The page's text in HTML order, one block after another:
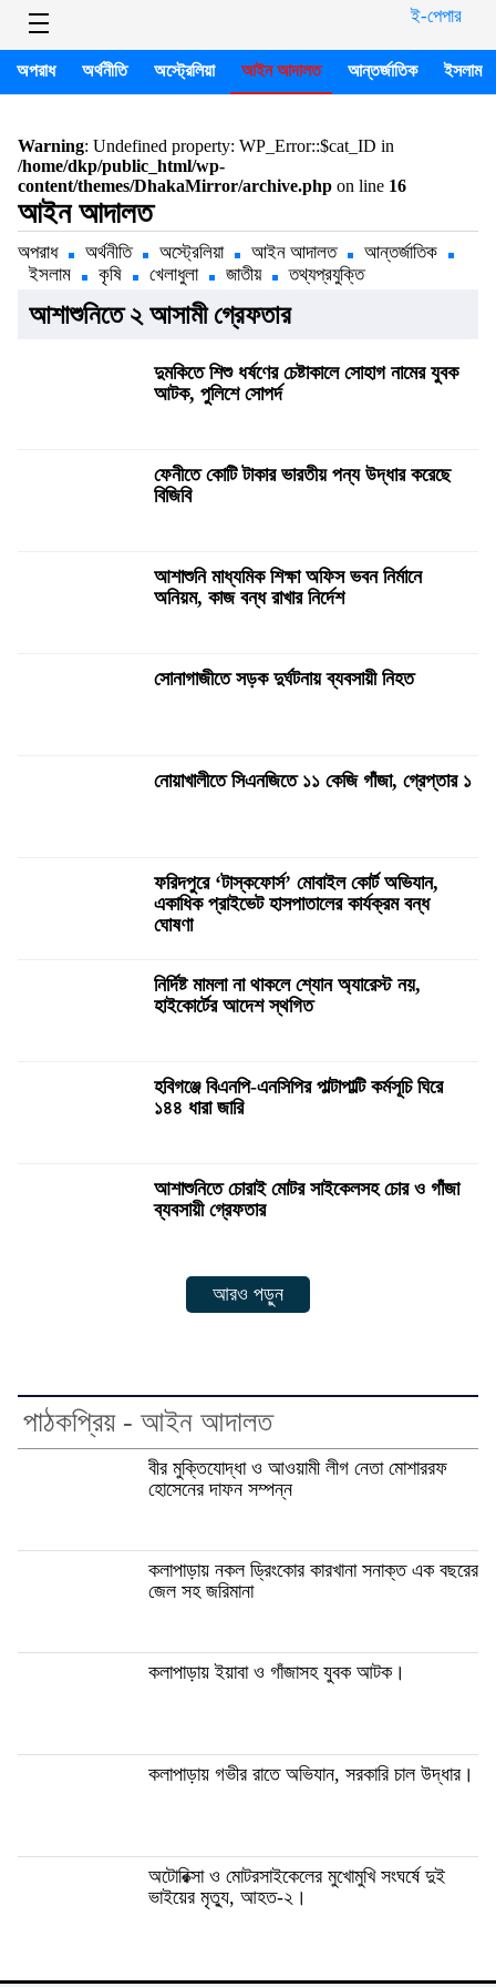
ই-পেপার
অপরাধ অর্থনীতি অস্ট্রেলিয়া আইন আদালত আন্তর্জাতিক ইসলাম
Warning: Undefined property: WP_Error::$cat_ID in
/home/dkp/public_html/wp-
content/themes/DhakaMirror/archive.php on line 16
আইন আদালত
অপরাধ অর্থনীতি অস্ট্রেলিয়া আইন আদালত
আন্তর্জাতিক
ইসলাম
কৃষি খেলাধুলা জাতীয় তথ্যপ্রযুক্তি
আশাশুনিতে ২ আসামী গ্রেফতার
দুমকিতে শিশু ধর্ষণের চেষ্টাকালে সোহাগ নামের যুবক
আটক, পুলিশে সোপর্দ
ফেনীতে কোটি টাকার ভারতীয় পন্য উদ্ধার করেছে
বিজিবি
আশাশুনি মাধ্যমিক শিক্ষা অফিস ভবন নির্মানে
অনিয়ম, কাজ বন্ধ রাখার নির্দেশ
সোনাগাজীতে সড়ক দুর্ঘটনায় ব্যবসায়ী নিহত
নোয়াখালীতে সিএনজিতে ১১ কেজি গাঁজা, গ্রেপ্তার ১
ফরিদপুরে ‘টাস্কফোর্স’ মোবাইল কোর্ট অভিযান,
একাধিক প্রাইভেট হাসপাতালের কার্যক্রম বন্ধ
ঘোষণা
নির্দিষ্ট মামলা না থাকলে শ্যোন অ্যারেস্ট নয়,
হাইকোর্টের আদেশ স্থগিত
হবিগঞ্জে বিএনপি-এনসিপির পাল্টাপাল্টি কর্মসূচি ঘিরে
১৪৪ ধারা জারি
আশাশুনিতে চোরাই মোটর সাইকেলসহ চোর ও গাঁজা
ব্যবসায়ী গ্রেফতার
আরও পড়ুন
পাঠকপ্রিয় - আইন আদালত
বীর মুক্তিযোদ্ধা ও আওয়ামী লীগ নেতা মোশাররফ
হোসেনের দাফন সম্পন্ন
কলাপাড়ায় নকল ড্রিংকোর কারখানা সনাক্ত এক বছরের
জেল সহ জরিমানা
কলাপাড়ায় ইয়াবা ও গাঁজাসহ যুবক আটক।
কলাপাড়ায় গভীর রাতে অভিযান, সরকারি চাল উদ্ধার।
অটোরিক্সা ও মোটরসাইকেলের মুখোমুখি সংঘর্ষে দুই
ভাইয়ের মৃত্যু, আহত-২।